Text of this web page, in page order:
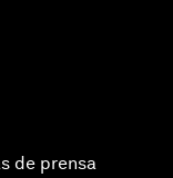
de prensa